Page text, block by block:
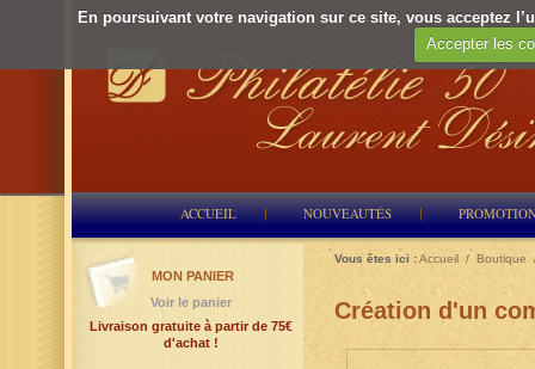
En poursuivant votre navigation sur ce site, vous acceptez
Accepter les
ACCUEIL NOUVEAUTÉS
Vous êtes ici :Accueil / Boutique
Création d'un
MON PANIER
Voir le panier
Livraison gratuite à partir de 75€
d'achat !